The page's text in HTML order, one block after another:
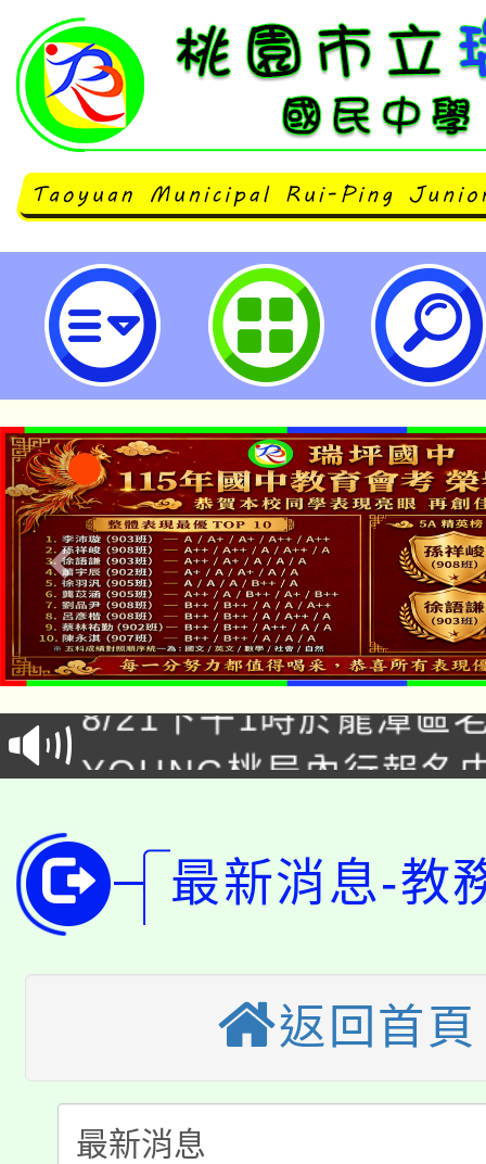
國立彰化師範大學辦理「SDGs飛
工作坊」-桃園市立瑞坪國民中學
「本色祭」8/29、30在
場熱烈登場!
徵才活動。
YOUNG桃局內行報名
開!
115年桃園市運動會8/
田徑場及游泳池舉行。
桃園市低收入戶享有免
視費優惠，中低收入戶
半價優惠，詳情可洽有
者。
大園自造教育及科技中
份教師增能研習
大溪自造教育及科技
份教師研習
淨零綠生活教案入校路
會
115年食農教育專業人
最新消息-教
返回首頁